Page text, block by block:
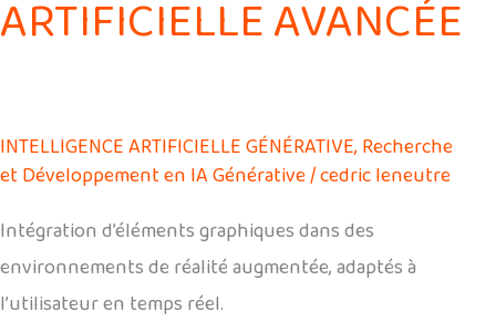
ARTIFICIELLE AVANCÉE
INTELLIGENCE ARTIFICIELLE GÉNÉRATIVE, Recherche
et Développement en IA Générative/cedric leneutre
Intégration d’éléments graphiques dans des
environnements de réalité augmentée, adaptés à
l’utilisateur en temps réel.